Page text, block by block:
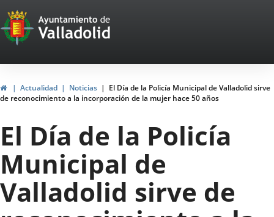
Portal
Web
del
Ayuntamiento
de
Valladolid
HomeActualidad Noticias
El Día de la Policía Municipal de Valladolid sirve
de reconocimiento a la incorporación de la mujer hace 50 años
El Día de la Policía
Municipal de
Valladolid sirve de